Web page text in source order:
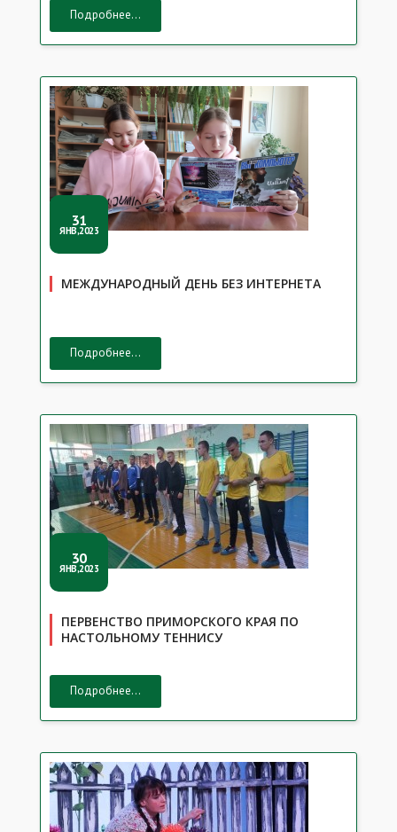
Подробнее...
31
ЯНВ,2023
МЕЖДУНАРОДНЫЙ ДЕНЬ БЕЗ ИНТЕРНЕТА
Подробнее...
30
ЯНВ,2023
ПЕРВЕНСТВО ПРИМОРСКОГО КРАЯ ПО
НАСТОЛЬНОМУ ТЕННИСУ
Подробнее...